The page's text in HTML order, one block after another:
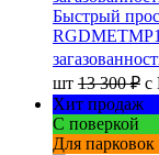
Быстрый
шт 13 300 ₽ с
Хит продаж
С поверкой
Для парковок